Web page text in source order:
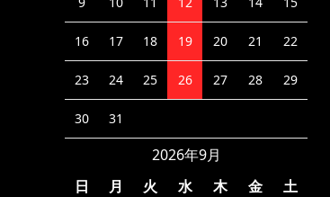
16 17 18 19 20 21 22
23 24 25 26 27 28 29
30 31
2026年9月
日
月 火 水 木 金 土